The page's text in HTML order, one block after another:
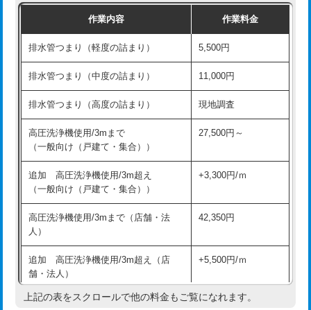
現場見積
※給水管工事は20mmまでの価格です。
持込商品取付（単水栓） 13,200円
持込商品取付（混合水栓） 16,500円
持込商品取付（浄水器・分岐水栓） 16,500円
給水管工事※（ホール加工) 16,500円
給水管工事※（バンド止め) 3,300円
給水管工事※（支持金具設置)
給水管工事※（保温材使用（バンド止
め込み）)
5,500円
給水管工事※（土の掘削・埋め戻し作
業)
11,000円
給水管工事※（塩ビ管（VP・HI）使
用/3ｍまで)
33,000円
給水管工事※（塩ビ管（VP・HI）使
+8,800円
作業内容 作業料金
排水管つまり（軽度の詰まり） 5,500円
排水管つまり（中度の詰まり） 11,000円
排水管つまり（高度の詰まり） 現地調査
高圧洗浄機使用/3mまで
（一般向け（戸建て・集合））
27,500円～
追加 高圧洗浄機使用/3m超え
（一般向け（戸建て・集合））
+3,300円/ｍ
高圧洗浄機使用/3mまで（店舗・法
人）
42,350円
追加 高圧洗浄機使用/3m超え（店
舗・法人）
+5,500円/ｍ
高度高圧洗浄換 現地調査
上記の表をスクロールで他の料金もご覧になれます。